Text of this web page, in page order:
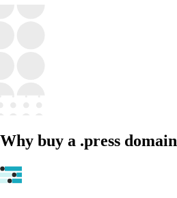
Why buy a .press domain